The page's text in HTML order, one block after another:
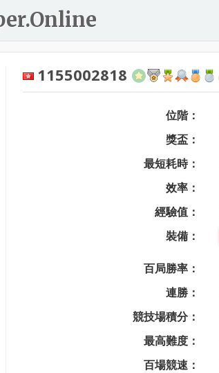
1155002818
位階：
獎盃：
最短耗時：
效率：
經驗值：
裝備：
百局勝率：
連勝：
競技場積分：
最高難度：
百場競速：